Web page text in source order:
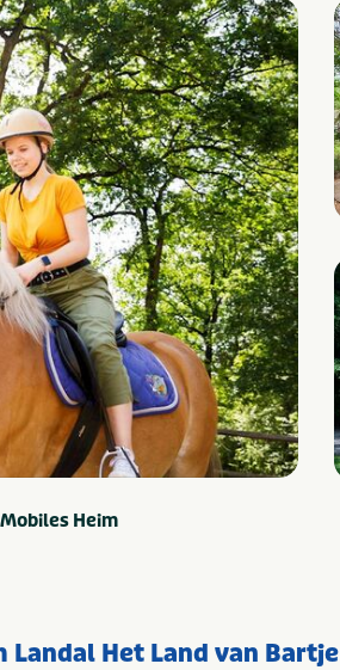
Mobiles Heim
Landal Het Land van Bartje